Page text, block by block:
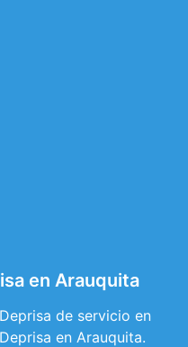
en Arauquita
de servicio en
en Arauquita.